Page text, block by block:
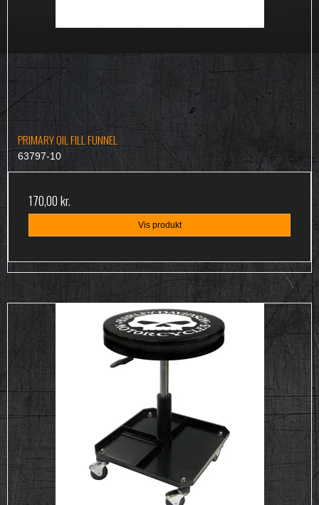
PRIMARY OIL FILL FUNNEL
63797-10
170,00 kr.
Vis produkt